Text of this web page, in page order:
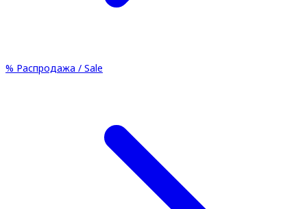
% Распродажа / Sale